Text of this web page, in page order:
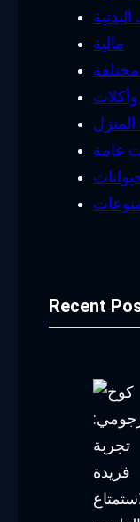
البدنية
مالية
عامة
Recent